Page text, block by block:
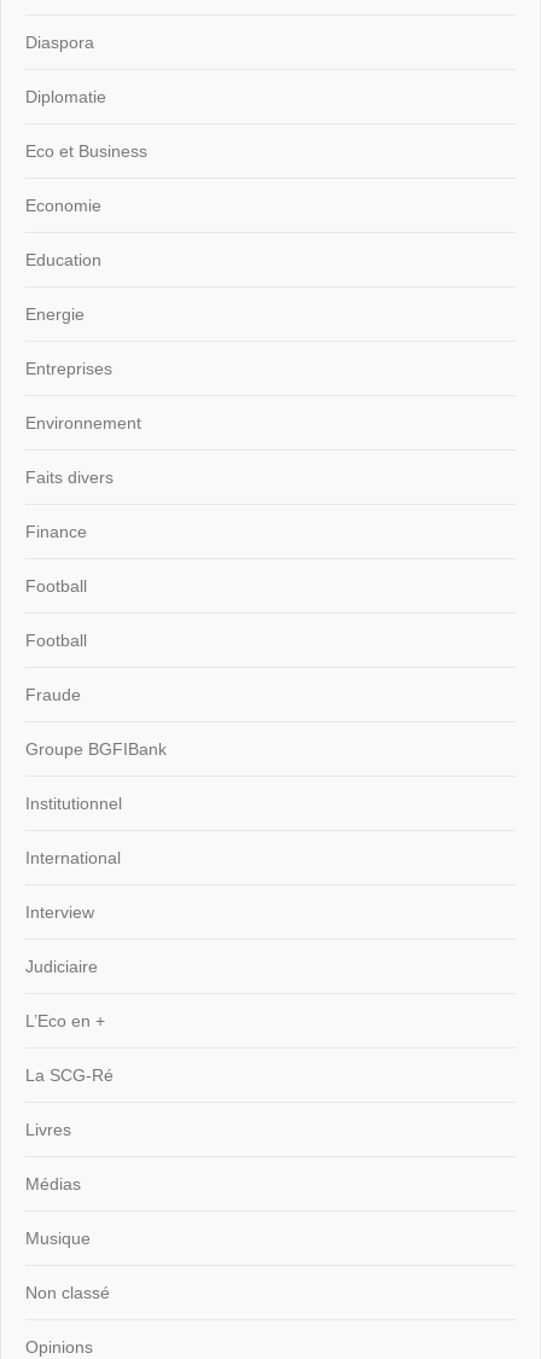
Diaspora
Diplomatie
Eco et Business
Economie
Education
Energie
Entreprises
Environnement
Faits divers
Finance
Football
Football
Fraude
Groupe BGFIBank
Institutionnel
International
Interview
Judiciaire
L’Eco en +
La SCG-Ré
Livres
Médias
Musique
Non classé
Opinions